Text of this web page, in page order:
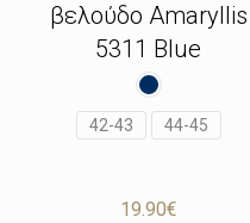
βελούδο Amaryllis
5311 Blue
42-43 44-45
19.90€